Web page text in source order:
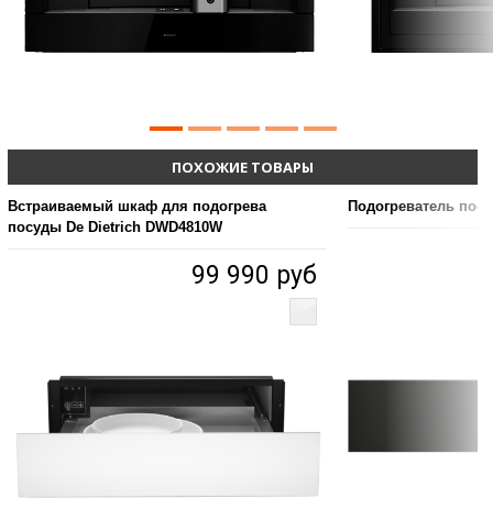
ПОХОЖИЕ ТОВАРЫ
Встраиваемый шкаф для подогрева
посуды De Dietrich DWD4810W
99 990 руб
Подогреватель